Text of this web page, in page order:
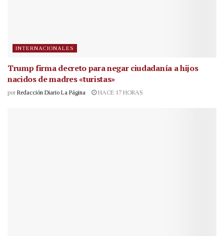
INTERNACIONALES
Trump firma decreto para negar ciudadanía a hijos
nacidos de madres «turistas»
por Redacción Diario La Página HACE 17 HORAS